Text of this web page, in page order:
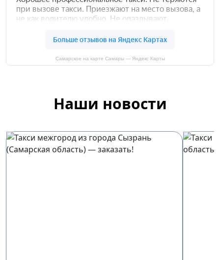
Самарское на карте Самары — Яндекс Карты
Наши новости